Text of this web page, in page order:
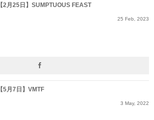
【2月25日】SUMPTUOUS FEAST
25 Feb 2023
【5月7日】VMTF
3 May, 2022